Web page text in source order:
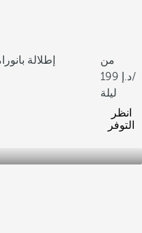
إطلالة
من
199
/
ليلة
انظر
التوفر